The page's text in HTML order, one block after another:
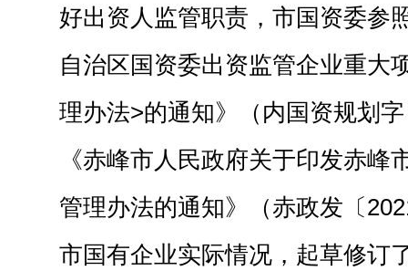
好出资人监管职责，市国资委参
自治区国资委出资监管企业重大
理办法>的通知》（内国资规划
《赤峰市人民政府关于印发赤峰
管理办法的通知》（赤政发〔
市国有企业实际情况，起草修订